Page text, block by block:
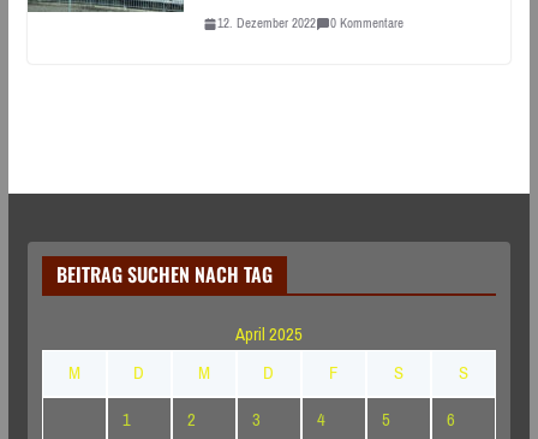
12. Dezember 2022 0 Kommentare
BEITRAG SUCHEN NACH TAG
April 2025
M
D M D F S
S
1
2 3 4 5
6